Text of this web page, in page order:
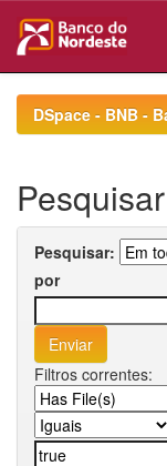
navigationDSpace - BNB -
Pesquisar
Pesquisar:
por
Filtros correntes: